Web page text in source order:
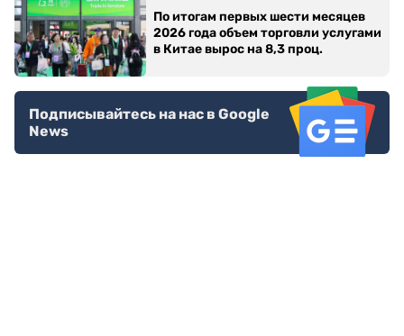
По итогам первых шести месяцев
2026 года объем торговли услугами
в Китае вырос на 8,3 проц.
Подписывайтесь на нас в Google
News